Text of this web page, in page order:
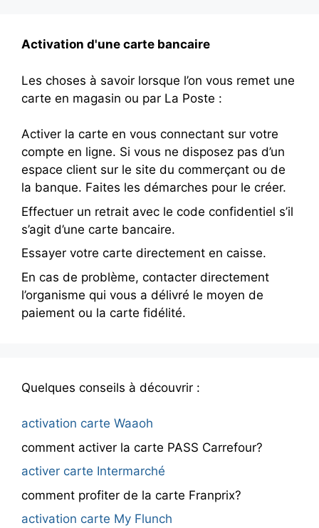
Activation d'une carte bancaire
Les choses à savoir lorsque l’on vous remet une
carte en magasin ou par La Poste :
Activer la carte en vous connectant sur votre
compte en ligne. Si vous ne disposez pas d’un
espace client sur le site du commerçant ou de
la banque. Faites les démarches pour le créer.
Effectuer un retrait avec le code confidentiel s’il
s’agit d’une carte bancaire.
Essayer votre carte directement en caisse.
En cas de problème, contacter directement
l’organisme qui vous a délivré le moyen de
paiement ou la carte fidélité.
Quelques conseils à découvrir :
activation carte Waaoh
comment activer la carte PASS Carrefour?
activer carte Intermarché
comment profiter de la carte Franprix?
activation carte My Flunch